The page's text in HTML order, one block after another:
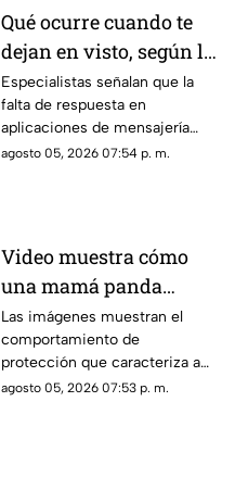
Qué ocurre cuando te
dejan en visto, según la
psicología
Especialistas señalan que la
falta de respuesta en
aplicaciones de mensajería
puede tener efectos
agosto 05, 2026 07:54 p. m.
Video muestra cómo
una mamá panda
protege a su cría
Las imágenes muestran el
comportamiento de
protección que caracteriza a
las pandas gigantes durante los
agosto 05, 2026 07:53 p. m.